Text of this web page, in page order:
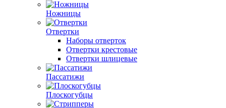
Ножницы
Отвертки
Наборы отверток
Отвертки крестовые
Отвертки шлицевые
Пассатижи
Плоскогубцы